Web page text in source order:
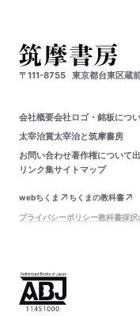
〒111-8755 東京都台東区蔵
会社概要会社ロゴ・銘板につ
太宰治賞太宰治と筑摩書房
お問い合わせ著作権について
リンク集サイトマップ
webちくま
ちくまの教科書
プライバシーポリシー教科書採